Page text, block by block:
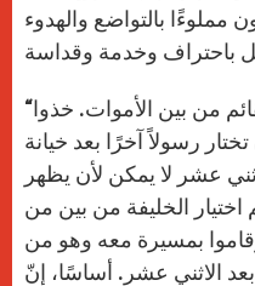
مملوءًا بالتواضع والهدوء
“إنّ الأسقف هو شاهد للقائم من بين الأموات. خذوا
رسولاً آخرًا بعد خيانة
عشر لا يمكن لأن يظهر
الخليفة من بين من
بمسيرة معه وهو من
الاثني عشر. أساسًا، إنّ